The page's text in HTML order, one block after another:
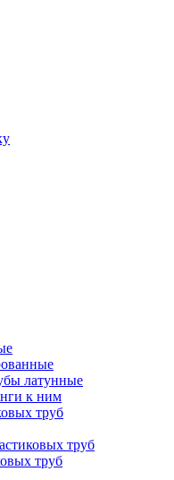
латунные
к ним
труб
труб
труб